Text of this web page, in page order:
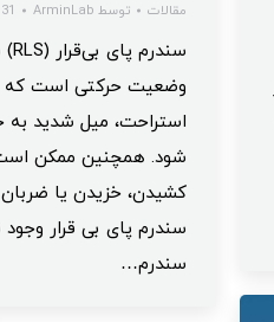
مقالات توسط ArminLab 31 مرداد 1403
وضعیت حرکتی است که
استراحت، میل شدید به
شود. همچنین ممکن
کشیدن، خزیدن یا
سندرم پای بی قرار
سندرم…